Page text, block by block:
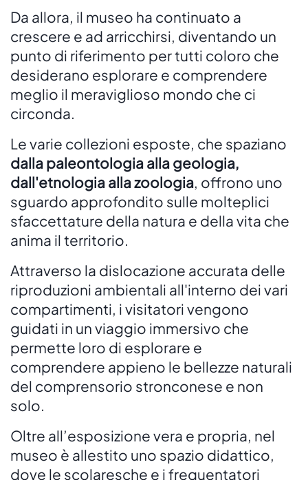
Da allora, il museo ha continuato a
crescere e ad arricchirsi, diventando un
punto di riferimento per tutti coloro che
desiderano esplorare e comprendere
meglio il meraviglioso mondo che ci
circonda.
Le varie collezioni esposte, che spaziano
dalla paleontologia alla geologia,
dall'etnologia alla zoologia, offrono uno
sguardo approfondito sulle molteplici
sfaccettature della natura e della vita che
anima il territorio.
Attraverso la dislocazione accurata delle
riproduzioni ambientali all'interno dei vari
compartimenti, i visitatori vengono
guidati in un viaggio immersivo che
permette loro di esplorare e
comprendere appieno le bellezze naturali
del comprensorio stronconese e non
solo.
Oltre all’esposizione vera e propria, nel
museo è allestito uno spazio didattico,
dove le scolaresche e i frequentatori